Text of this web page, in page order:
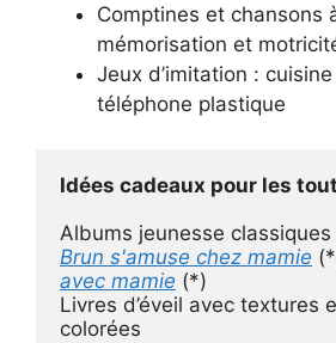
Comptines et chansons
mémorisation et
Jeux d’imitation :
téléphone plastique
Idées cadeaux pour les
Albums jeunesse classiques
Brun s'amuse chez mamie
avec mamie (*)
Livres d’éveil avec textures
colorées